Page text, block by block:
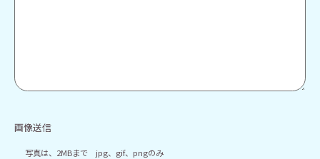
画像送信
写真は、2MBまで jpg、gif、pngのみ